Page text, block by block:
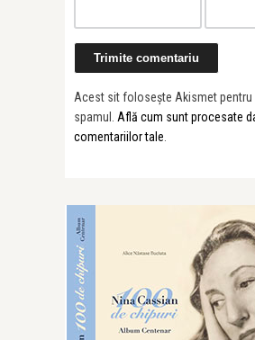
Acest sit folosește Akismet pentru
spamul. Află cum sunt procesate
comentariilor tale.